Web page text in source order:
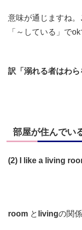
意味が通じますね。
「～している」でok
訳「溺れる者はわら
部屋が住んでい
(2) I like a living
room と livingの関